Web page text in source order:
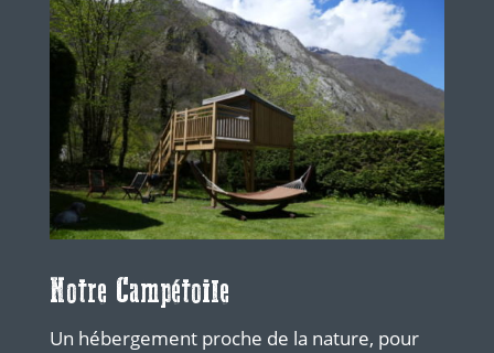
Notre Campétoile
Un hébergement proche de la nature, pour